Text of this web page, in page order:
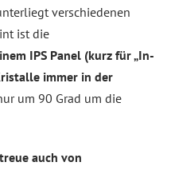
verschiedenen
ist die
IPS Panel (kurz für „In-
immer in der
um 90 Grad um die
auch von